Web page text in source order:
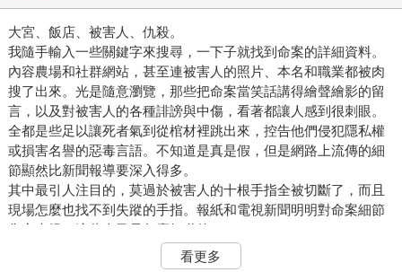
大宮、飯店、被害人、仇殺。
我隨手輸入一些關鍵字來搜尋，一下子就找到命案的詳細資料。
內容農場和社群網站，甚至連被害人的照片、本名和職業都被肉
搜了出來。光是隨意瀏覽，那些把命案當笑話講得繪聲繪影的留
言，以及對被害人的各種誹謗與中傷，看著都讓人感到很刺眼。
全都是些足以讓死者氣到從棺材裡跳出來，控告他們侵犯隱私權
或損害名譽的惡毒言語。不知道是真是假，但是網路上流傳的細
節顯然比新聞報導要深入得多。
其中最引人注目的，莫過於被害人的十根手指全被切斷了，而且
現場怎麼也找不到失蹤的手指。報紙和電視新聞明明對命案細節
隻字未提，這些人又是怎麼知道的？
難不成是第一時間發現屍體的飯店人員洩漏出去的？
看更多